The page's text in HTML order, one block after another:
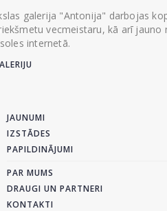
galerija "Antonija" darbojas
vecmeistaru, kā arī
internetā.
JAUNUMI
IZSTĀDES
PAPILDINĀJUMI
PAR MUMS
DRAUGI UN PARTNERI
KONTAKTI